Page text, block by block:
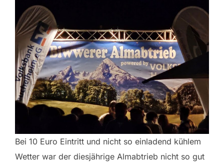
Bei 10 Euro Eintritt und nicht so einladend kühlem
Wetter war der diesjährige Almabtrieb nicht so gut